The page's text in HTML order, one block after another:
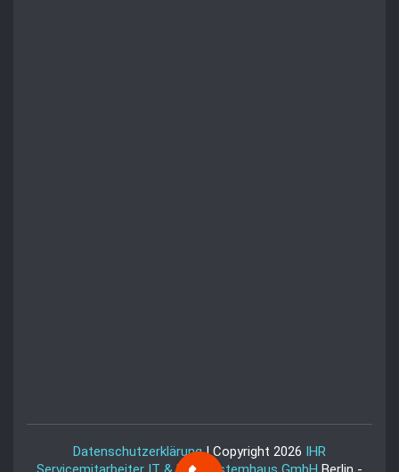
Datenschutzerklärung| Copyright 2026 IHR